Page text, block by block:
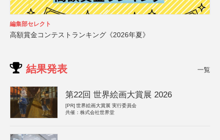
編集部セレクト
高額賞金コンテストランキング《2026年夏》
結果発表 一覧
第22回 世界絵画大賞展 2026
[PR] 世界絵画大賞展 実行委員会
共催：株式会社世界堂